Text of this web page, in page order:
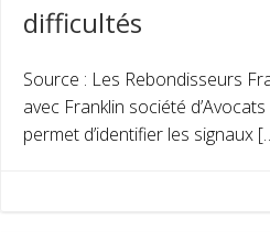
difficultés
Source : Les Rebondisseurs
avec Franklin société
permet d’identifier les signaux